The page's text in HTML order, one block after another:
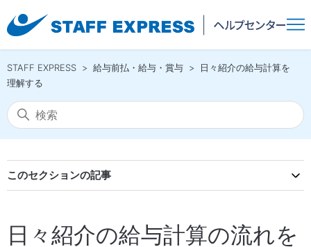
STAFF EXPRESS 給与前払・給与・賞与
日々紹介の給与計算を
理解する
このセクションの記事
日々紹介の給与計算の流れを